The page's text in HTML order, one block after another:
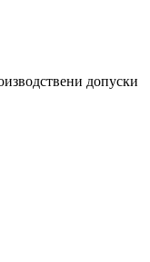
допуски